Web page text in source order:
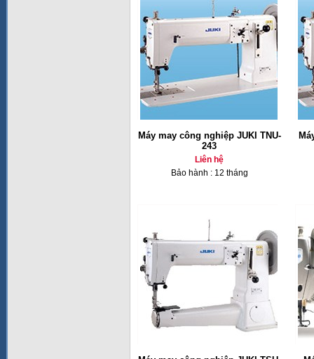
Máy may công nghiệp JUKI TNU-
243
Liên hệ
Bảo hành : 12 tháng